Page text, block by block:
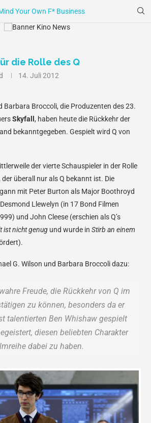
die Rolle des Q
14. Juli 2012
Barbara Broccoli, die Produzenten des 23.
Skyfall , haben heute die Rückkehr der
bekanntgegeben. Gespielt wird Q von
der vierte Schauspieler in der Rolle
überall nur als Q bekannt ist. Die
mit Peter Burton als Major Boothroyd
Llewelyn (in 17 Bond Filmen
und John Cleese (erschien als Q’s
ist nicht genug und wurde in Stirb an einem
G. Wilson und Barbara Broccoli dazu:
Freude, die Rückkehr von Q im
zu können, besonders da er
talentierten Ben Whishaw gespielt
diesen beliebten Charakter
dabei zu haben.